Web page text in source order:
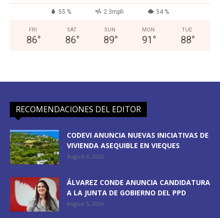
55 % 2.3mph 54 %
FRI
86°
SAT
86°
SUN
89°
MON
91 °
TUE
88°
RECOMENDACIONES DEL EDITOR
CODEVI ANUNCIA NUEVAS INICIATIVAS DE
VIVIENDA ASEQUIBLE EN VIEQUES
August 6, 2026
ÁLVAREZ CONDE ANUNCIA CANDIDATURA
A LA JUNTA DE GOBIERNO DEL PPD
August 5, 2026